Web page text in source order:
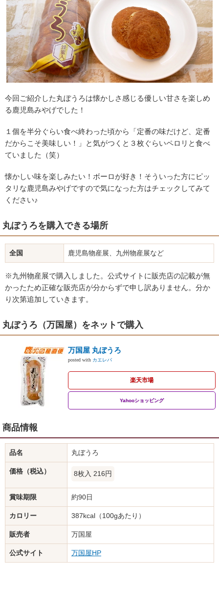
今回ご紹介した丸ぼうろは懐かしさ感じる優しい甘さを楽しめ
る鹿児島みやげでした！
１個を半分ぐらい食べ終わった頃から「定番の味だけど、定番
だからこそ美味しい！」と気がつくと３枚ぐらいペロリと食べ
ていました（笑）
懐かしい味を楽しみたい！ボーロが好き！そういった方にピッ
タリな鹿児島みやげですので気になった方はチェックしてみて
ください♪
丸ぼうろを購入できる場所
全国 鹿児島物産展、九州物産展など
※九州物産展で購入しました。公式サイトに販売店の記載が無
かったため正確な販売店が分からずで申し訳ありません。分か
り次第追加していきます。
丸ぼうろ（万国屋）をネットで購入
万国屋 丸ぼうろ
posted with カエレバ
楽天市場
Yahooショッピング
商品情報
品名 丸ぼうろ
価格（税込） 8枚入 216円
賞味期限 約90日
カロリー 387kcal（100gあたり）
販売者 万国屋
公式サイト 万国屋HP